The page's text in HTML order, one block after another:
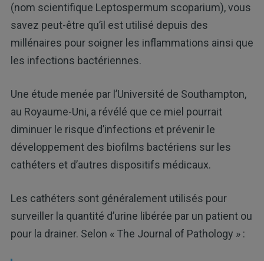
(nom scientifique Leptospermum scoparium), vous
savez peut-être qu’il est utilisé depuis des
millénaires pour soigner les inflammations ainsi que
les infections bactériennes.
Une étude menée par l’Université de Southampton,
au Royaume-Uni, a révélé que ce miel pourrait
diminuer le risque d’infections et prévenir le
développement des biofilms bactériens sur les
cathéters et d’autres dispositifs médicaux.
Les cathéters sont généralement utilisés pour
surveiller la quantité d’urine libérée par un patient ou
pour la drainer. Selon « The Journal of Pathology » :